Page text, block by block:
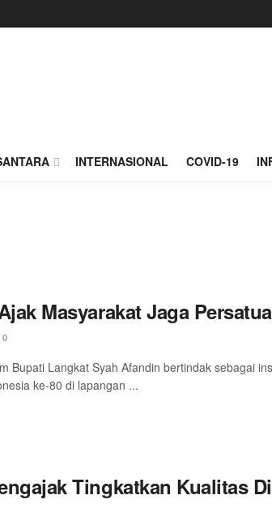
INTERNASIONAL COVID-19
Masyarakat Jaga
0
Bupati Langkat Syah Afandin bertindak sebagai
ke-80 di lapangan ...
Tingkatkan Kualitas